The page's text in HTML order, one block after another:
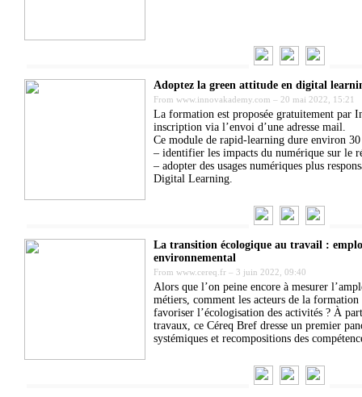
Adoptez la green attitude en digital
From www.innovakademy.com – 20 mai 2022, 15:21
La formation est proposée gratuitement par
inscription via l’envoi d’une adresse mail.
Ce module de rapid-learning dure environ
– identifier les impacts du numérique sur le
– adopter des usages numériques plus
Digital Learning.
La transition écologique au travail :
environnemental
From www.cereq.fr – 3 juin 2022, 09:40
Alors que l’on peine encore à mesurer
métiers, comment les acteurs de la
favoriser l’écologisation des activités ? À
travaux, ce Céreq Bref dresse un premier
systémiques et recompositions des